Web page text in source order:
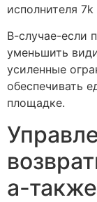
исполнителя 7k
В-случае-если
уменьшить
усиленные
обеспечивать
площадке.
а-